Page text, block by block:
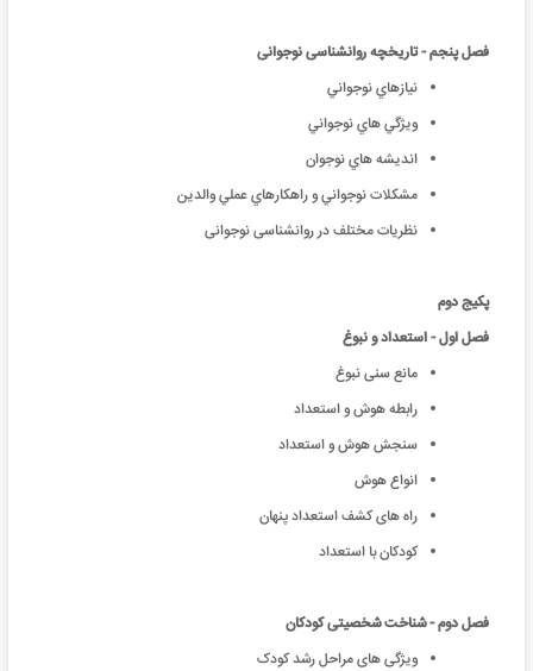
فصل پنجم - تاریخچه روانشناسی نوجوانی
نيازهاي نوجواني
ويژگي هاي نوجواني
انديشه هاي نوجوان
مشکلات نوجواني و راهکارهاي عملي والدين
نظریات مختلف در روانشناسی نوجوانی
پکیج دوم
فصل اول - استعداد و نبوغ
مانع سنی نبوغ
رابطه هوش و استعداد
سنجش هوش و استعداد
انواع هوش
راه های کشف استعداد پنهان
کودکان با استعداد
فصل دوم - شناخت شخصیتی کودکان
ویژگی های مراحل رشد کودک